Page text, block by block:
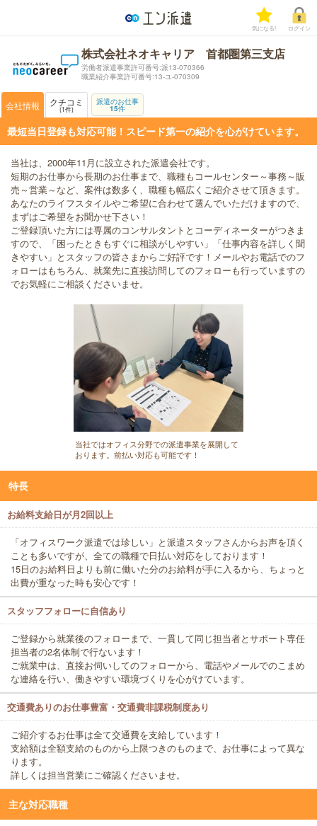
気になる! ログイン
株式会社ネオキャリア 首都圏第三支店
労働者派遣事業許可番号:派13-070366
職業紹介事業許可番号:13-ユ-070309
会社情報 クチコミ
1件
派遣のお仕事
15件
最短当日登録も対応可能！スピード第一の紹介を心がけています。
当社は、2000年11月に設立された派遣会社です。
短期のお仕事から長期のお仕事まで、職種もコールセンター～事務～販
売～営業～など、案件は数多く、職種も幅広くご紹介させて頂きます。
あなたのライフスタイルやご希望に合わせて選んでいただけますので、
まずはご希望をお聞かせ下さい！
ご登録頂いた方には専属のコンサルタントとコーディネーターがつきま
すので、「困ったときもすぐに相談がしやすい」「仕事内容を詳しく聞
きやすい」とスタッフの皆さまからご好評です！メールやお電話でのフ
ォローはもちろん、就業先に直接訪問してのフォローも行っていますの
でお気軽にご相談くださいませ。
当社ではオフィス分野での派遣事業を展開して
おります。前払い対応も可能です！
特長
お給料支給日が月2回以上
「オフィスワーク派遣では珍しい」と派遣スタッフさんからお声を頂く
ことも多いですが、全ての職種で日払い対応をしております！
15日のお給料日よりも前に働いた分のお給料が手に入るから、ちょっと
出費が重なった時も安心です！
スタッフフォローに自信あり
ご登録から就業後のフォローまで、一貫して同じ担当者とサポート専任
担当者の2名体制で行ないます！
ご就業中は、直接お伺いしてのフォローから、電話やメールでのこまめ
な連絡を行い、働きやすい環境づくりを心がけています。
交通費ありのお仕事豊富・交通費非課税制度あり
ご紹介するお仕事は全て交通費を支給しています！
支給額は全額支給のものから上限つきのものまで、お仕事によって異な
ります。
詳しくは担当営業にご確認くださいませ。
主な対応職種